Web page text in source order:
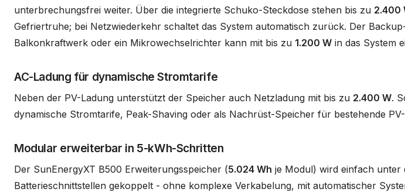
unterbrechungsfrei weiter. Über die integrierte Schuko-Steckdose stehen bis zu 2.400
Gefriertruhe; bei Netzwiederkehr schaltet das System automatisch zurück. Der
Balkonkraftwerk oder ein Mikrowechselrichter kann mit bis zu 1.200 W in das System
AC-Ladung für dynamische Stromtarife
Neben der PV-Ladung unterstützt der Speicher auch Netzladung mit bis zu 2.400 W.
dynamische Stromtarife, Peak-Shaving oder als Nachrüst-Speicher für bestehende
Modular erweiterbar in 5-kWh-Schritten
Der SunEnergyXT B500 Erweiterungsspeicher (5.024 Wh je Modul) wird einfach unter
Batterieschnittstellen gekoppelt - ohne komplexe Verkabelung, mit automatischer